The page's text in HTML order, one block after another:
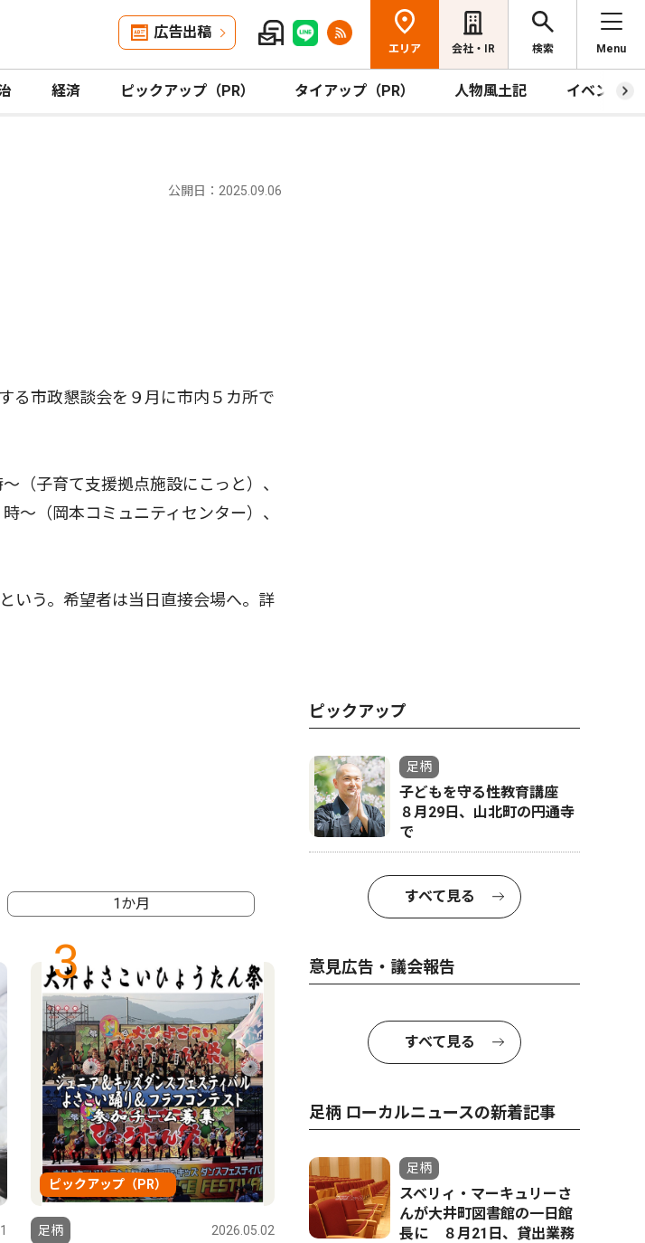
広告出稿
エリア 会社・IR 検索 Menu
経済 ピックアップ（PR） タイアップ（PR） 人物風土記 イベント
公開日：2025.09.06
る市政懇談会を９月に市内５カ所で
（子育て支援拠点施設にこっと）、
〜（岡本コミュニティセンター）、
いう。希望者は当日直接会場へ。詳
1か月
3
ピックアップ（PR）
足柄 2026.05.02
4
社会
足柄 2026.08.01 足柄
ピックアップ
足柄
子どもを守る性教育講座
８月29日、山北町の円通寺
で
すべて見る
意見広告・議会報告
すべて見る
足柄 ローカルニュースの新着記事
足柄
スベリィ・マーキュリーさ
んが大井町図書館の一日館
長に ８月21日、貸出業務